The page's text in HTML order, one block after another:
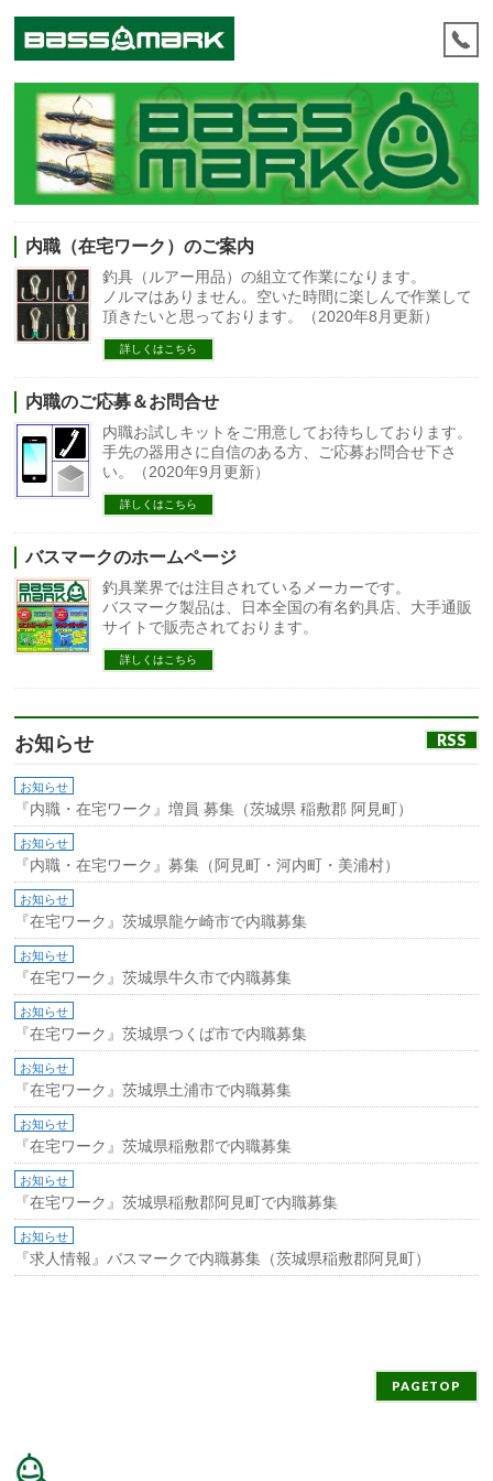
内職（在宅ワーク）のご案内
釣具（ルアー用品）の組立て作業になります。
ノルマはありません。空いた時間に楽しんで作業して
頂きたいと思っております。（2020年8月更新）
詳しくはこちら
内職のご応募＆お問合せ
内職お試しキットをご用意してお待ちしております。
手先の器用さに自信のある方、ご応募お問合せ下さ
い。（2020年9月更新）
詳しくはこちら
バスマークのホームページ
釣具業界では注目されているメーカーです。
バスマーク製品は、日本全国の有名釣具店、大手通販
サイトで販売されております。
詳しくはこちら
お知らせ RSS
お知らせ
『内職・在宅ワーク』増員 募集（茨城県 稲敷郡 阿見町）
お知らせ
『内職・在宅ワーク』募集（阿見町・河内町・美浦村）
お知らせ
『在宅ワーク』茨城県龍ケ崎市で内職募集
お知らせ
『在宅ワーク』茨城県牛久市で内職募集
お知らせ
『在宅ワーク』茨城県つくば市で内職募集
お知らせ
『在宅ワーク』茨城県土浦市で内職募集
お知らせ
『在宅ワーク』茨城県稲敷郡で内職募集
お知らせ
『在宅ワーク』茨城県稲敷郡阿見町で内職募集
お知らせ
『求人情報』バスマークで内職募集（茨城県稲敷郡阿見町）
PAGETOP